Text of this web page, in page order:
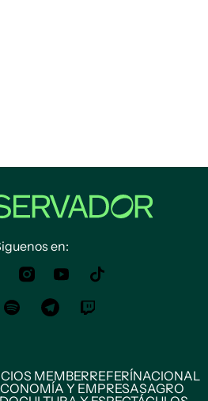
en:
MEMBERREFERÍNACIONAL
Y EMPRESASAGRO